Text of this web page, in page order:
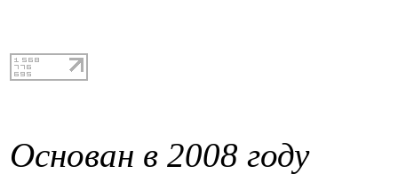
Основан в 2008 году